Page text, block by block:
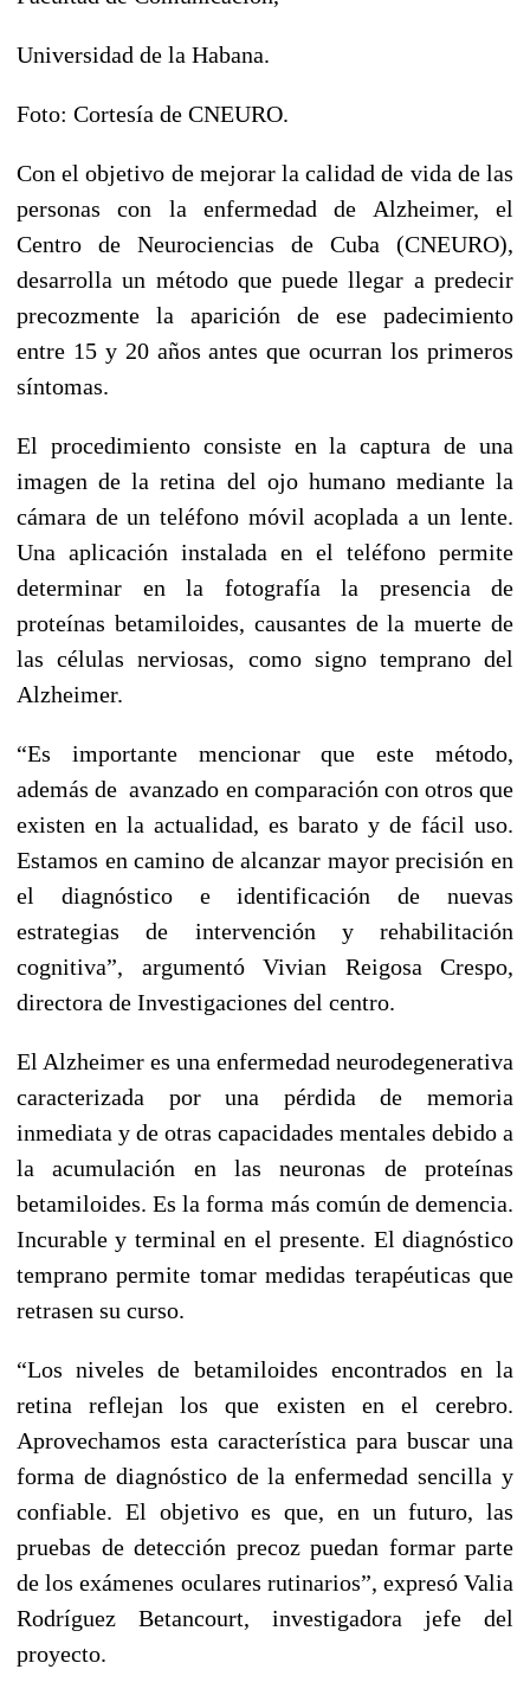
Universidad de la Habana.
Foto: Cortesía de CNEURO.
Con el objetivo de mejorar la calidad de vida de las
personas con la enfermedad de Alzheimer, el
Centro de Neurociencias de Cuba (CNEURO),
desarrolla un método que puede llegar a predecir
precozmente la aparición de ese padecimiento
entre 15 y 20 años antes que ocurran los primeros
síntomas.
El procedimiento consiste en la captura de una
imagen de la retina del ojo humano mediante la
cámara de un teléfono móvil acoplada a un lente.
Una aplicación instalada en el teléfono permite
determinar en la fotografía la presencia de
proteínas betamiloides, causantes de la muerte de
las células nerviosas, como signo temprano del
Alzheimer.
“Es importante mencionar que este método,
además de avanzado en comparación con otros que
existen en la actualidad, es barato y de fácil uso.
Estamos en camino de alcanzar mayor precisión en
el diagnóstico e identificación de nuevas
estrategias de intervención y rehabilitación
cognitiva”, argumentó Vivian Reigosa Crespo,
directora de Investigaciones del centro.
El Alzheimer es una enfermedad neurodegenerativa
caracterizada por una pérdida de memoria
inmediata y de otras capacidades mentales debido a
la acumulación en las neuronas de proteínas
betamiloides. Es la forma más común de demencia.
Incurable y terminal en el presente. El diagnóstico
temprano permite tomar medidas terapéuticas que
retrasen su curso.
“Los niveles de betamiloides encontrados en la
retina reflejan los que existen en el cerebro.
Aprovechamos esta característica para buscar una
forma de diagnóstico de la enfermedad sencilla y
confiable. El objetivo es que, en un futuro, las
pruebas de detección precoz puedan formar parte
de los exámenes oculares rutinarios”, expresó Valia
Rodríguez Betancourt, investigadora jefe del
proyecto.